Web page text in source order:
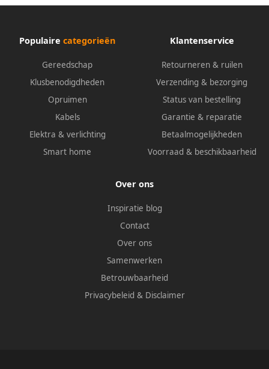
Populaire categorieën
Gereedschap
Klusbenodigdheden
Opruimen
Kabels
Elektra & verlichting
Smart home
Klantenservice
Retourneren & ruilen
Verzending & bezorging
Status van bestelling
Garantie & reparatie
Betaalmogelijkheden
Voorraad & beschikbaarheid
Over ons
Inspiratie blog
Contact
Over ons
Samenwerken
Betrouwbaarheid
Privacybeleid & Disclaimer